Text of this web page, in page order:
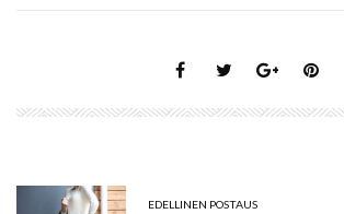
EDELLINEN POSTAUS